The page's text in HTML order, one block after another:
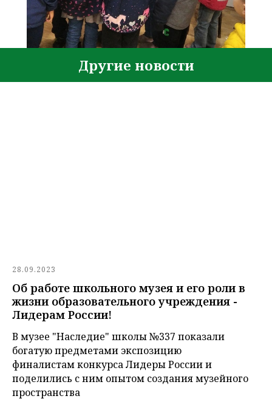
Другие новости
28.09.2023
Об работе школьного музея и его роли в
жизни образовательного учреждения -
Лидерам России!
В музее "Наследие" школы №337 показали
богатую предметами экспозицию
финалистам конкурса Лидеры России и
поделились с ним опытом создания музейного
пространства